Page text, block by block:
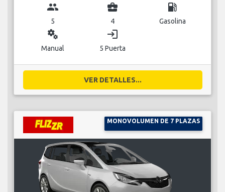
group
5
business_center
4
local_gas_station
Gasolina
miscellaneous_services
Manual
login
5 Puerta
VER DETALLES...
MONOVOLUMEN DE 7 PLAZAS